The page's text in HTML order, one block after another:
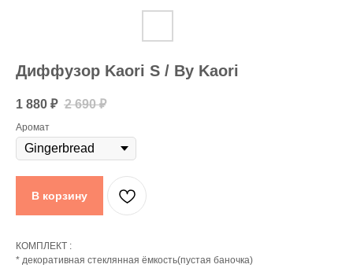
Диффузор Kaori S / By Kaori
1 880 ₽ 2 690 ₽
Аромат
В корзину
КОМПЛЕКТ :
* декоративная стеклянная ёмкость(пустая баночка)